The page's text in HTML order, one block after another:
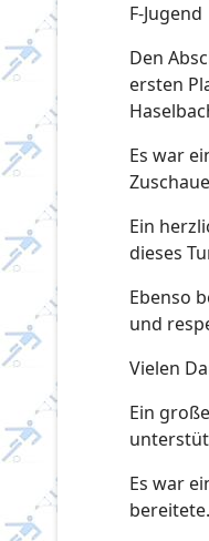
F-Jugend
Den
ersten
Es war
Ein
dieses
Ebenso
und
Vielen
Ein
Es war
bereitete.